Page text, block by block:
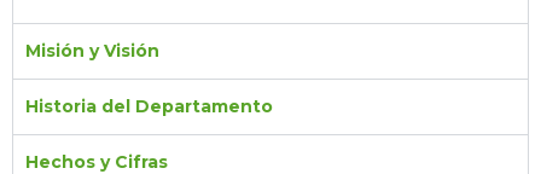
Misión y Visión
Historia del Departamento
Hechos y Cifras